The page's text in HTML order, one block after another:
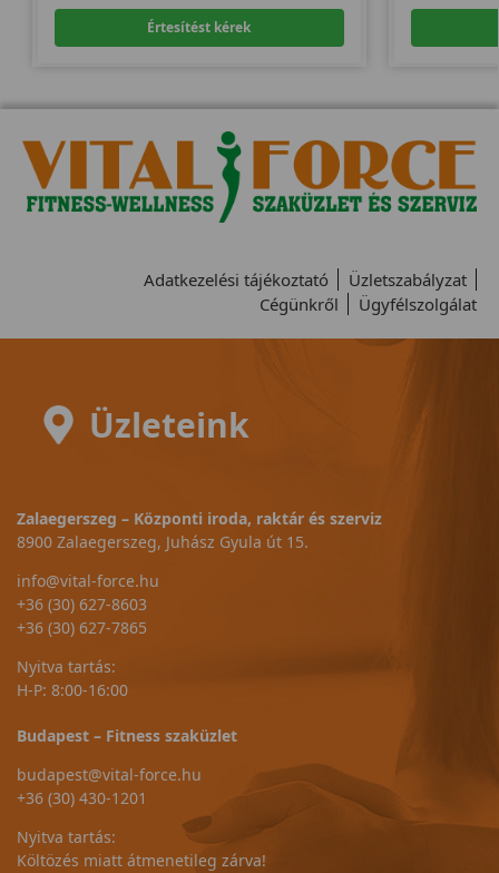
Értesítést kérek
Adatkezelési tájékoztató
Üzletszabályzat
Cégünkről
Ügyfélszolgálat
Üzleteink
Zalaegerszeg – Központi iroda, raktár és szerviz
8900 Zalaegerszeg, Juhász Gyula út 15.
info@vital-force.hu
+36 (30) 627-8603
+36 (30) 627-7865
Nyitva tartás:
H-P: 8:00-16:00
Budapest – Fitness szaküzlet
budapest@vital-force.hu
+36 (30) 430-1201
Nyitva tartás:
Költözés miatt átmenetileg zárva!